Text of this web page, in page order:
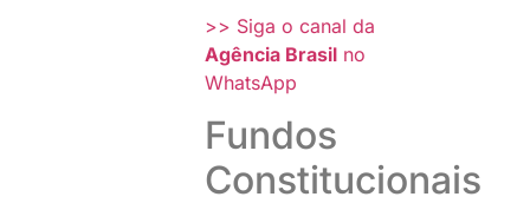
>> Siga o canal da
Agência Brasil no
WhatsApp
Fundos
Constitucionais